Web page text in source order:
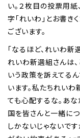
い。２枚目の投票用紙
字「れいわ」とお書き
ございます。
「なるほど、れいわ新
れいわ新選組さんは
いう政策を訴えてる
います。私たちれい
ても心配するな。あな
国を皆さんと一緒につ
しかないじゃないで